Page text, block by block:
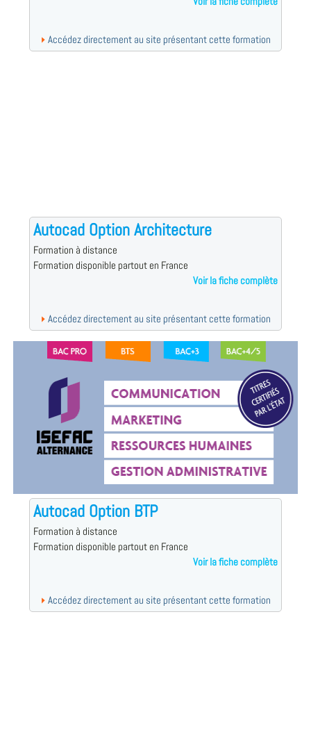
Accédez directement au site présentant cette formation
Autocad Option Architecture
Formation à distance
Formation disponible partout en France
Voir la fiche complète
Accédez directement au site présentant cette formation
Autocad Option BTP
Formation à distance
Formation disponible partout en France
Voir la fiche complète
Accédez directement au site présentant cette formation